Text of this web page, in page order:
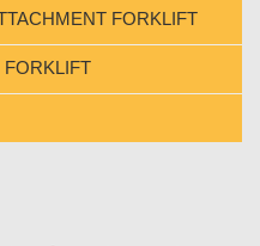
FORKLIFT